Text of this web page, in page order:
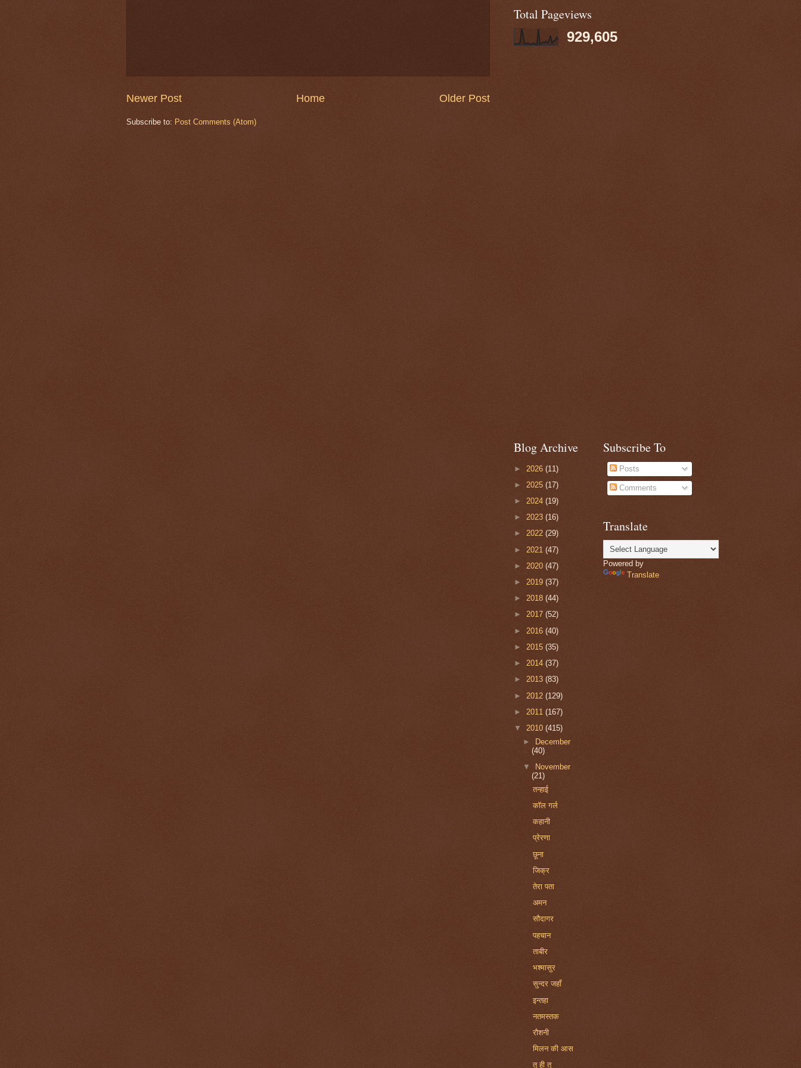
Newer Post Older Post
Home
Subscribe to: Post Comments (Atom)
Total Pageviews
929,605
Blog Archive
► 2026 (11)
► 2025 (17)
► 2024 (19)
► 2023 (16)
► 2022 (29)
► 2021 (47)
► 2020 (47)
► 2019 (37)
► 2018 (44)
► 2017 (52)
► 2016 (40)
► 2015 (35)
► 2014 (37)
► 2013 (83)
► 2012 (129)
► 2011 (167)
▼ 2010 (415)
► December
(40)
▼
November
(21)
तन्हाई
कॉल गर्ल
कहानी
प्रेरणा
छूना
जिक्र
तेरा पता
अमन
सौदागर
पहचान
ताबीर
भश्मासुर
सुन्दर जहाँ
इन्तहा
नतमस्तक
रौशनी
मिलन की आस
तू ही तू
Subscribe To
Posts
Comments
Translate
Powered by
Translate